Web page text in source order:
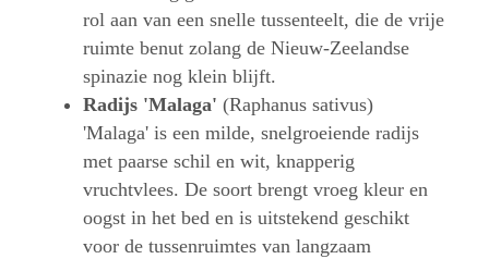
rol aan van een snelle tussenteelt, die de vrije
ruimte benut zolang de Nieuw-Zeelandse
spinazie nog klein blijft.
Radijs 'Malaga' (Raphanus sativus)
'Malaga' is een milde, snelgroeiende radijs
met paarse schil en wit, knapperig
vruchtvlees. De soort brengt vroeg kleur en
oogst in het bed en is uitstekend geschikt
voor de tussenruimtes van langzaam